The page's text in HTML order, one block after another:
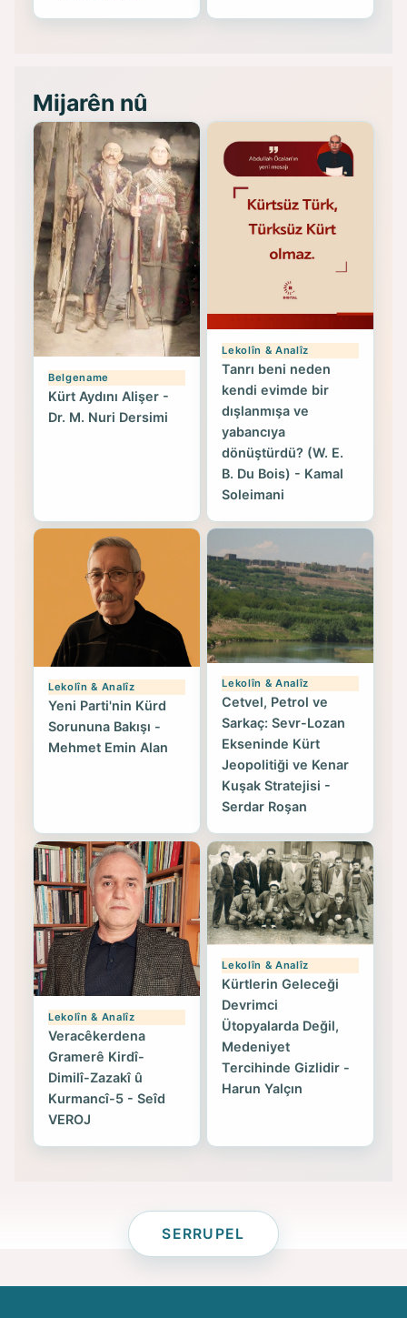
Mijarên nû
Belgename
Kürt Aydını Alişer -
Dr. M. Nuri Dersimi
Lekolîn & Analîz
Tanrı beni neden
kendi evimde bir
dışlanmışa ve
yabancıya
dönüştürdü? (W. E.
B. Du Bois) - Kamal
Soleimani
Lekolîn & Analîz
Yeni Parti'nin Kürd
Sorununa Bakışı -
Mehmet Emin Alan
Lekolîn & Analîz
Cetvel, Petrol ve
Sarkaç: Sevr-Lozan
Ekseninde Kürt
Jeopolitiği ve Kenar
Kuşak Stratejisi -
Serdar Roşan
Lekolîn & Analîz
Veracêkerdena
Gramerê Kirdî-
Dimilî-Zazakî û
Kurmancî-5 - Seîd
VEROJ
Lekolîn & Analîz
Kürtlerin Geleceği
Devrimci
Ütopyalarda Değil,
Medeniyet
Tercihinde Gizlidir -
Harun Yalçın
SERRUPEL